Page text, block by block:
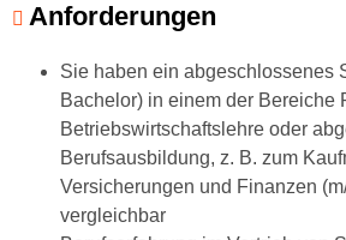
Anforderungen
Sie haben ein abgeschlossenes
Bachelor) in einem der Bereiche
Betriebswirtschaftslehre oder
Berufsausbildung, z. B. zum
Versicherungen und Finanzen
vergleichbar